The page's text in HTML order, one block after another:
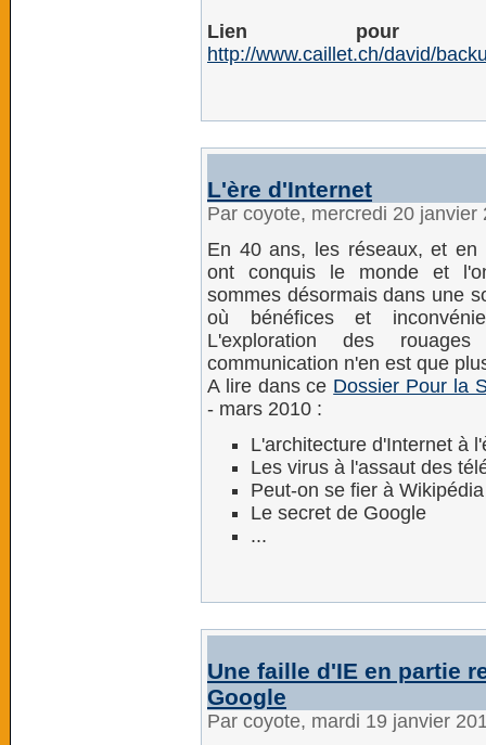
Lien pour
http://www.caillet.ch/david/
L'ère d'Internet
Par coyote, mercredi 20
En 40 ans, les réseaux, et en
ont conquis le monde et
sommes désormais dans une
où bénéfices et
L'exploration des
communication n'en est que
A lire dans ce Dossier Pour la
- mars 2010 :
L'architecture d'Internet à
Les virus à l'assaut des
Peut-on se fier à
Le secret de Google
...
Une faille d'IE en partie
Google
Par coyote, mardi 19 janvier